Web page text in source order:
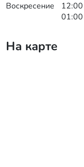
Воскресение
01:00
На карте